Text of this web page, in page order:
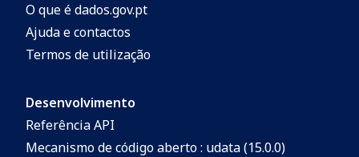
O que é dados.gov.pt
Ajuda e contactos
Termos de utilização
Desenvolvimento
Referência API
Mecanismo de código aberto : udata (15.0.0)